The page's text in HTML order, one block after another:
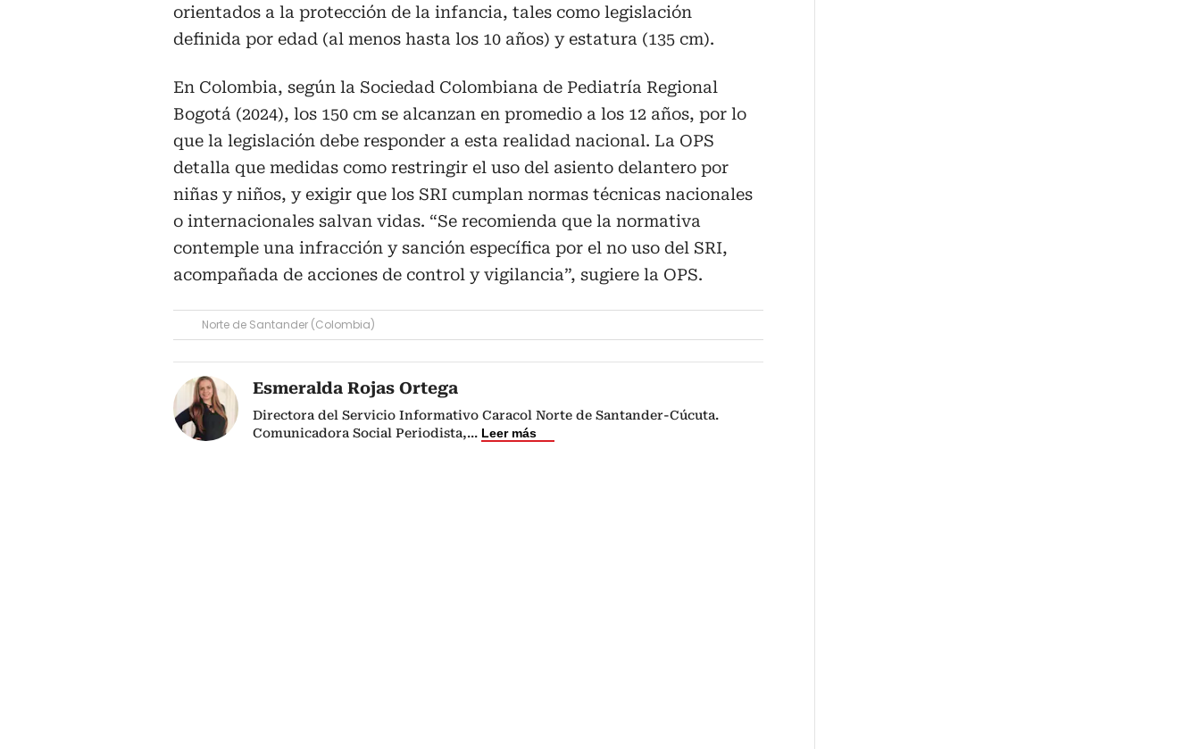
orientados a la protección de la infancia, tales como legislación
definida por edad (al menos hasta los 10 años) y estatura (135 cm).
En Colombia, según la Sociedad Colombiana de Pediatría Regional
Bogotá (2024), los 150 cm se alcanzan en promedio a los 12 años, por lo
que la legislación debe responder a esta realidad nacional. La OPS
detalla que medidas como restringir el uso del asiento delantero por
niñas y niños, y exigir que los SRI cumplan normas técnicas nacionales
o internacionales salvan vidas. “Se recomienda que la normativa
contemple una infracción y sanción específica por el no uso del SRI,
acompañada de acciones de control y vigilancia”, sugiere la OPS.
Norte de Santander (Colombia)
Esmeralda Rojas Ortega
Directora del Servicio Informativo Caracol Norte de Santander-Cúcuta.
Comunicadora Social Periodista,... Leer más